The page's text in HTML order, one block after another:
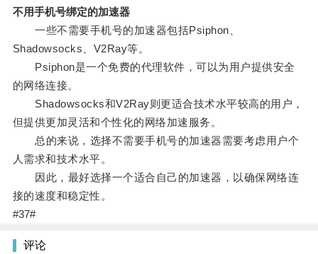
不用手机号绑定的加速器
一些不需要手机号的加速器包括Psiphon、
Shadowsocks、V2Ray等。
Psiphon是一个免费的代理软件，可以为用户提供安全
的网络连接。
Shadowsocks和V2Ray则更适合技术水平较高的用户，
但提供更加灵活和个性化的网络加速服务。
总的来说，选择不需要手机号的加速器需要考虑用户个
人需求和技术水平。
因此，最好选择一个适合自己的加速器，以确保网络连
接的速度和稳定性。
#37#
评论